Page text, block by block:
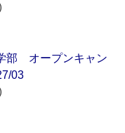
部 オープンキャン
03